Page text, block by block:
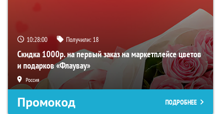
10:27:59 Получили: 18
Скидка 1000р. на первый заказ на маркетплейсе цветов
и подарков «Флаувау»
Россия
Промокод ПОДРОБНЕЕ